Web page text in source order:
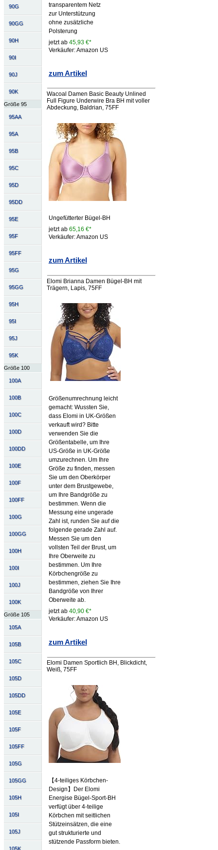
90G
90GG
90H
90I
90J
90K
Größe 95
95AA
95A
95B
95C
95D
95DD
95E
95F
95FF
95G
95GG
95H
95I
95J
95K
Größe 100
100A
100B
100C
100D
100DD
100E
100F
100FF
100G
100GG
100H
100I
100J
100K
Größe 105
105A
105B
105C
105D
105DD
105E
105F
105FF
105G
105GG
105H
105I
105J
105K
transparentem Netz
zur Unterstützung
ohne zusätzliche
Polsterung
jetzt ab 45,93 €*
Verkäufer: Amazon US
zum Artikel
Wacoal Damen Basic Beauty Unlined
Full Figure Underwire Bra BH mit voller
Abdeckung, Baldrian, 75FF
Ungefütterter Bügel-BH
jetzt ab 65,16 €*
Verkäufer: Amazon US
zum Artikel
Elomi Brianna Damen Bügel-BH mit
Trägern, Lapis, 75FF
Größenumrechnung leicht
gemacht: Wussten Sie,
dass Elomi in UK-Größen
verkauft wird? Bitte
verwenden Sie die
Größentabelle, um Ihre
US-Größe in UK-Größe
umzurechnen. Um Ihre
Größe zu finden, messen
Sie um den Oberkörper
unter dem Brustgewebe,
um Ihre Bandgröße zu
bestimmen. Wenn die
Messung eine ungerade
Zahl ist, runden Sie auf die
folgende gerade Zahl auf.
Messen Sie um den
vollsten Teil der Brust, um
Ihre Oberweite zu
bestimmen. Um Ihre
Körbchengröße zu
bestimmen, ziehen Sie Ihre
Bandgröße von Ihrer
Oberweite ab.
jetzt ab 40,90 €*
Verkäufer: Amazon US
zum Artikel
Elomi Damen Sportlich BH, Blickdicht,
Weiß, 75FF
【4-teiliges Körbchen-
Design】Der Elomi
Energise Bügel-Sport-BH
verfügt über 4-teilige
Körbchen mit seitlichen
Stützeinsätzen, die eine
gut strukturierte und
stützende Passform bieten.